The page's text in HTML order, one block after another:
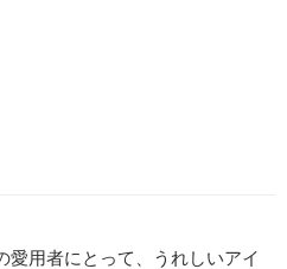
愛用者にとって、うれしいアイ